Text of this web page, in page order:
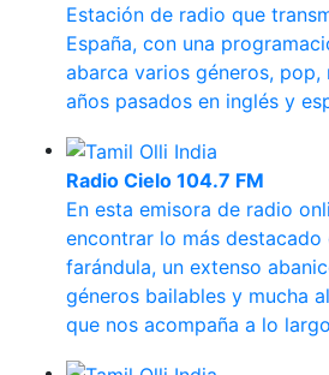
Estación de radio que
España, con una
abarca varios géneros,
años pasados en inglés y
Radio Cielo 104.7 FM
En esta emisora de radio
encontrar lo más destacado
farándula, un extenso
géneros bailables y mucha
que nos acompaña a lo